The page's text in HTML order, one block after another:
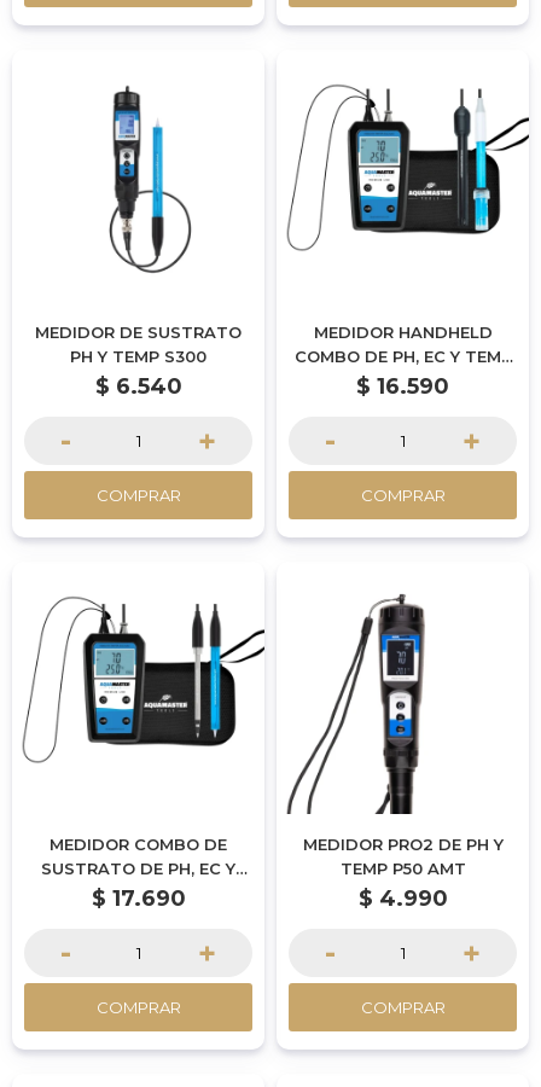
MEDIDOR DE SUSTRATO
PH Y TEMP S300
$ 6.540
- +
COMPRAR
MEDIDOR HANDHELD
COMBO DE PH, EC Y TEMP
H600
$ 16.590
- +
COMPRAR
MEDIDOR COMBO DE
SUSTRATO DE PH, EC Y
TEMP H600-S
$ 17.690
- +
COMPRAR
MEDIDOR PRO2 DE PH Y
TEMP P50 AMT
$ 4.990
- +
COMPRAR